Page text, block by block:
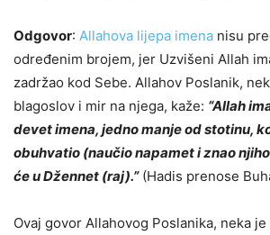
Odgovor: Allahova lijepa imena nisu
određenim brojem, jer Uzvišeni Allah
zadržao kod Sebe. Allahov Poslanik,
blagoslov i mir na njega, kaže: “Allah
devet imena, jedno manje od stotinu,
obuhvatio (naučio napamet i znao
će u Džennet (raj).”(Hadis prenose
Ovaj govor Allahovog Poslanika, neka